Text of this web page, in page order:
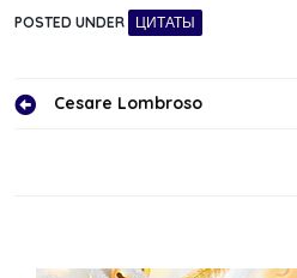
POSTED UNDER ЦИТАТЫ
Навигация
Cesare Lombroso